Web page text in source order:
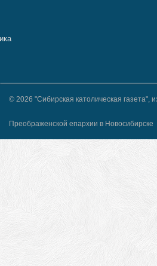
© 2026 "Сибирская католическая газета",
Преображенской епархии в Новосибирске